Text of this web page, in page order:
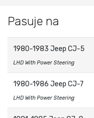
Pasuje na
1980-1983 Jeep CJ-5
LHD With Power Steering
1980-1986 Jeep CJ-7
LHD With Power Steering